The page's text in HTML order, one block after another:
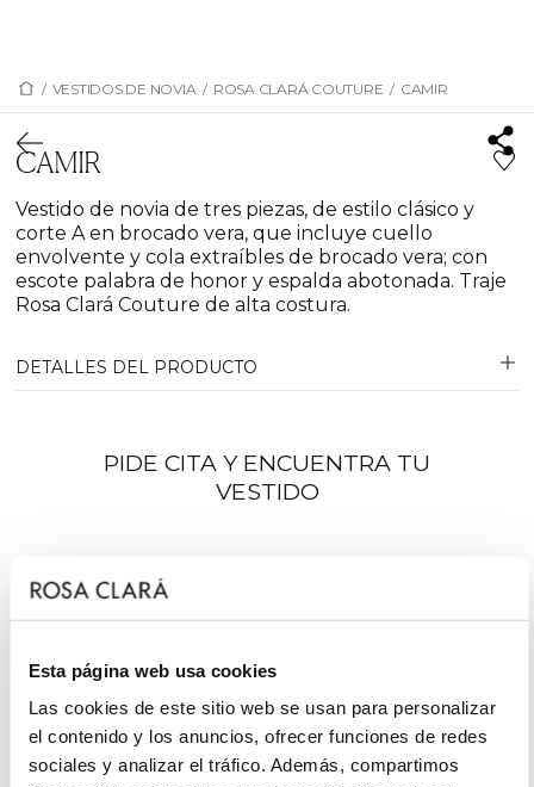
Esta página web usa cookies
Las cookies de este sitio web se usan para personalizar
el contenido y los anuncios, ofrecer funciones de redes
sociales y analizar el tráfico. Además, compartimos
/ VESTIDOS DE NOVIA / ROSA CLARÁ COUTURE / CAMIR
CAMIR
Vestido de novia de tres piezas, de estilo clásico y
corte A en brocado vera, que incluye cuello
envolvente y cola extraíbles de brocado vera; con
escote palabra de honor y espalda abotonada. Traje
Rosa Clará Couture de alta costura.
DETALLES DEL PRODUCTO
PIDE CITA Y ENCUENTRA TU
VESTIDO